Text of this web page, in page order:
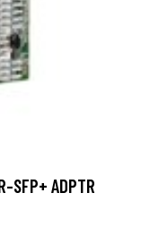
SFP+ ADPTR